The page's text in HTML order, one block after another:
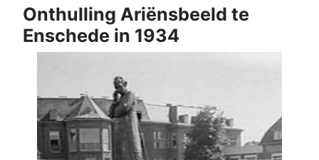
Onthulling Ariënsbeeld te
Enschede in 1934